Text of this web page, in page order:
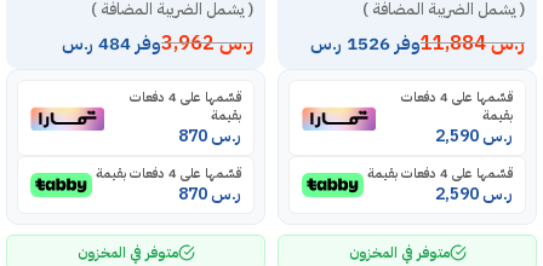
( يشمل الضريبة المضافة )
ر.س11,884 وفر 1526 ر.س
قسّمها على 4 دفعات
بقيمة
ر.س
قسّمها على 4 دفعات بقيمة
ر.س
متوفر في المخزون
( يشمل الضريبة المضافة )
ر.س3,962 وفر 484 ر.س
قسّمها على 4 دفعات
بقيمة
ر.س
قسّمها على 4 دفعات بقيمة
ر.س
متوفر في المخزون